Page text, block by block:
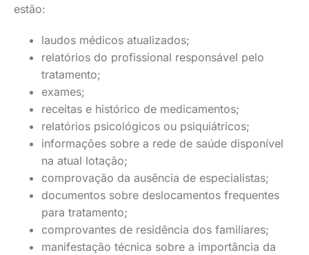
estão:
laudos médicos atualizados;
relatórios do profissional responsável pelo
tratamento;
exames;
receitas e histórico de medicamentos;
relatórios psicológicos ou psiquiátricos;
informações sobre a rede de saúde disponível
na atual lotação;
comprovação da ausência de especialistas;
documentos sobre deslocamentos frequentes
para tratamento;
comprovantes de residência dos familiares;
manifestação técnica sobre a importância da